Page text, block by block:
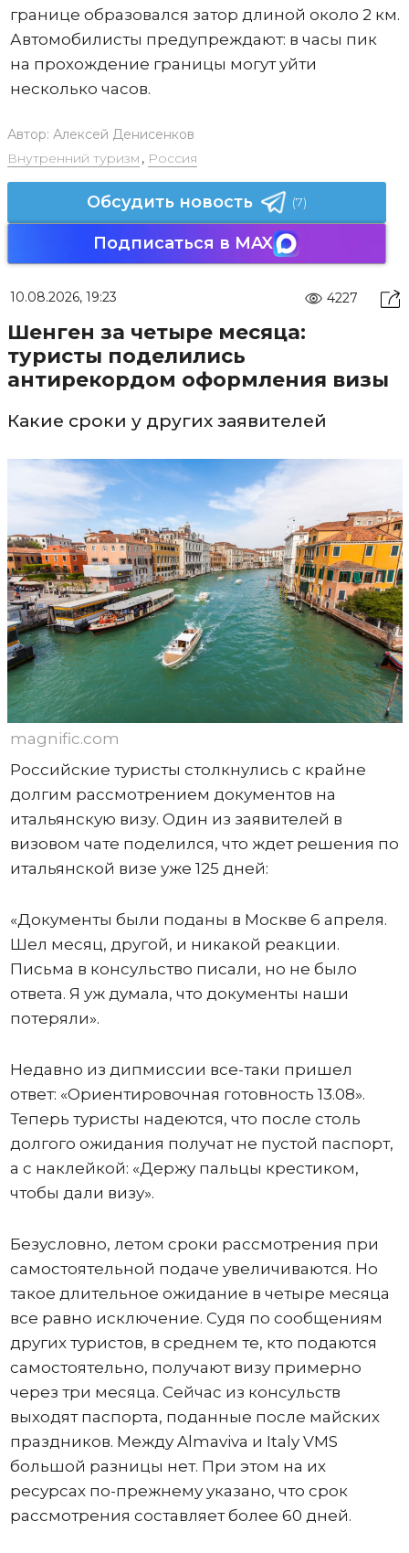
границе образовался затор длиной около 2 км.
Автомобилисты предупреждают: в часы пик
на прохождение границы могут уйти
несколько часов.
Автор: Алексей Денисенков
Внутренний туризм , Россия
Обсудить новость (7)
Подписаться в MAX
10.08.2026, 19:23 4227
Шенген за четыре месяца:
туристы поделились
антирекордом оформления визы
Какие сроки у других заявителей
magnific.com
Российские туристы столкнулись с крайне
долгим рассмотрением документов на
итальянскую визу. Один из заявителей в
визовом чате поделился, что ждет решения по
итальянской визе уже 125 дней:
«Документы были поданы в Москве 6 апреля.
Шел месяц, другой, и никакой реакции.
Письма в консульство писали, но не было
ответа. Я уж думала, что документы наши
потеряли».
Недавно из дипмиссии все-таки пришел
ответ: «Ориентировочная готовность 13.08».
Теперь туристы надеются, что после столь
долгого ожидания получат не пустой паспорт,
а с наклейкой: «Держу пальцы крестиком,
чтобы дали визу».
Безусловно, летом сроки рассмотрения при
самостоятельной подаче увеличиваются. Но
такое длительное ожидание в четыре месяца
все равно исключение. Судя по сообщениям
других туристов, в среднем те, кто подаются
самостоятельно, получают визу примерно
через три месяца. Сейчас из консульств
выходят паспорта, поданные после майских
праздников. Между Almaviva и Italy VMS
большой разницы нет. При этом на их
ресурсах по-прежнему указано, что срок
рассмотрения составляет более 60 дней.